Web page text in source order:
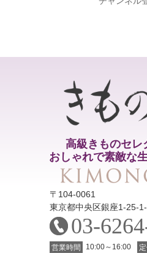
高級きものセレ
おしゃれで素敵な
〒104-0061
東京都中央区銀座1-25-
03-
営業時間 10:00～16:00